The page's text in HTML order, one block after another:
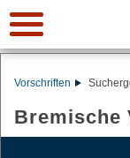
Vorschriften
Bremische